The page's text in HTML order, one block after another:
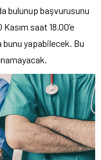
bulunup başvurusunu
saat 18.00’e
yapabilecek. Bu